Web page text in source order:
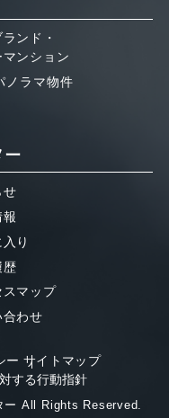
ンド・
マンション
ノラマ物件
せ
り
歴
スマップ
合わせ
ー サイトマップ
する行動指針
ー All Rights Reserved.